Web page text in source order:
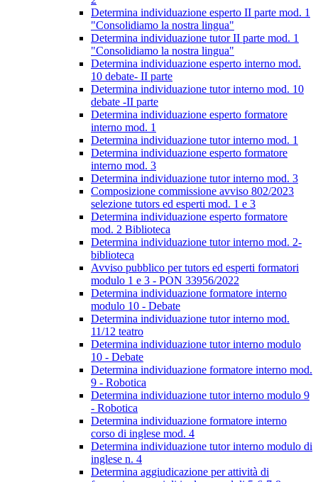
Determina individuazione esperto II parte mod. 1
"Consolidiamo la nostra lingua"
Determina individuazione tutor II parte mod. 1
"Consolidiamo la nostra lingua"
Determina individuazione esperto interno mod.
10 debate- II parte
Determina individuazione tutor interno mod. 10
debate -II parte
Determina individuazione esperto formatore
interno mod. 1
Determina individuazione tutor interno mod. 1
Determina individuazione esperto formatore
interno mod. 3
Determina individuazione tutor interno mod. 3
Composizione commissione avviso 802/2023
selezione tutors ed esperti mod. 1 e 3
Determina individuazione esperto formatore
mod. 2 Biblioteca
Determina individuazione tutor interno mod. 2-
biblioteca
Avviso pubblico per tutors ed esperti formatori
modulo 1 e 3 - PON 33956/2022
Determina individuazione formatore interno
modulo 10 - Debate
Determina individuazione tutor interno mod.
11/12 teatro
Determina individuazione tutor interno modulo
10 - Debate
Determina individuazione formatore interno mod.
9 - Robotica
Determina individuazione tutor interno modulo 9
- Robotica
Determina individuazione formatore interno
corso di inglese mod. 4
Determina individuazione tutor interno modulo di
inglese n. 4
Determina aggiudicazione per attività di